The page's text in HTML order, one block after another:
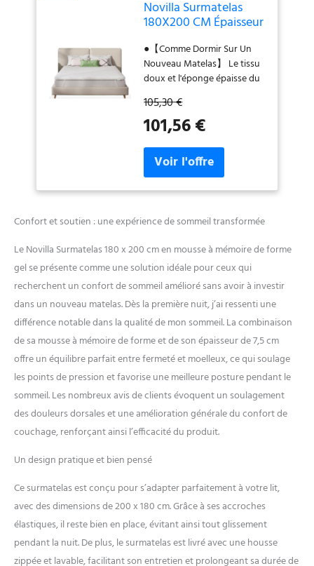
Novilla Surmatelas
180X200 CM Épaisseur
Mémoire de Forme
●【Comme Dormir Sur Un
Nouveau Matelas】 Le tissu
doux et l'éponge épaisse du
cm peuvent redonner vie à
votre vieux matelas. Pas
besoin de changer le
matelas, ajoutez simplement
le Novilla surmatelas pour
profiter du confort d'un tout
nouveau matelas. ●【Fixez
Novilla Sur Votre Matelas】
surmatelas 180x200 cm sont
équipés de bandes
élastiques antidérapantes,
qui peuvent verrouiller
fermement le surmatelas sur
le matelas. Le tissu inférieur
du surmatelas Novilla est un
tissu à particules
antidérapantes, ce qui
augmente la friction. Même
si vous roulez librement sur
le lit, le surmatelas reste
immobile. ●【Maintenir Une
Confortable】 L'intérieur du
cm est composé d'une
mousse à mémoire de forme
en gel et d'une mousse
confortable. La mousse à
mémoire de forme en gel
105,30 €
101,56 €
Confort et soutien : une expérience de sommeil transformée
Le Novilla Surmatelas 180 x 200 cm en mousse à mémoire de forme
gel se présente comme une solution idéale pour ceux qui
recherchent un confort de sommeil amélioré sans avoir à investir
dans un nouveau matelas. Dès la première nuit, j’ai ressenti une
différence notable dans la qualité de mon sommeil. La combinaison
de sa mousse à mémoire de forme et de son épaisseur de 7,5 cm
offre un équilibre parfait entre fermeté et moelleux, ce qui soulage
les points de pression et favorise une meilleure posture pendant le
sommeil. Les nombreux avis de clients évoquent un soulagement
des douleurs dorsales et une amélioration générale du confort de
couchage, renforçant ainsi l’efficacité du produit.
Un design pratique et bien pensé
Ce surmatelas est conçu pour s’adapter parfaitement à votre lit,
avec des dimensions de 200 x 180 cm. Grâce à ses accroches
élastiques, il reste bien en place, évitant ainsi tout glissement
pendant la nuit. De plus, le surmatelas est livré avec une housse
zippée et lavable, facilitant son entretien et prolongeant sa durée de